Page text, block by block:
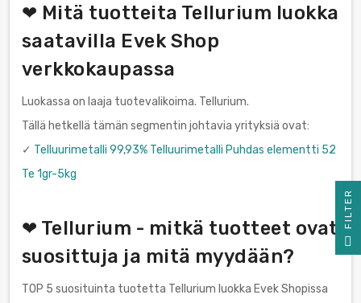
❤ Mitä tuotteita Tellurium luokka
saatavilla Evek Shop
verkkokaupassa
Luokassa on laaja tuotevalikoima. Tellurium.
Tällä hetkellä tämän segmentin johtavia yrityksiä ovat:
✓ Telluurimetalli 99,93% Telluurimetalli Puhdas elementti 52
Te 1gr-5kg
❤ Tellurium - mitkä tuotteet ovat
suosittuja ja mitä myydään?
TOP 5 suosituinta tuotetta Tellurium luokka Evek Shopissa
R